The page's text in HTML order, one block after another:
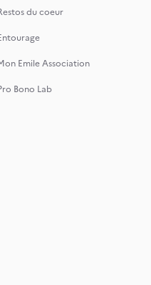
du coeur
Emile Association
Bono Lab